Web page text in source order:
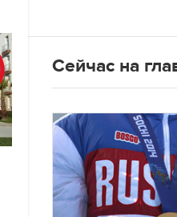
Сейчас на